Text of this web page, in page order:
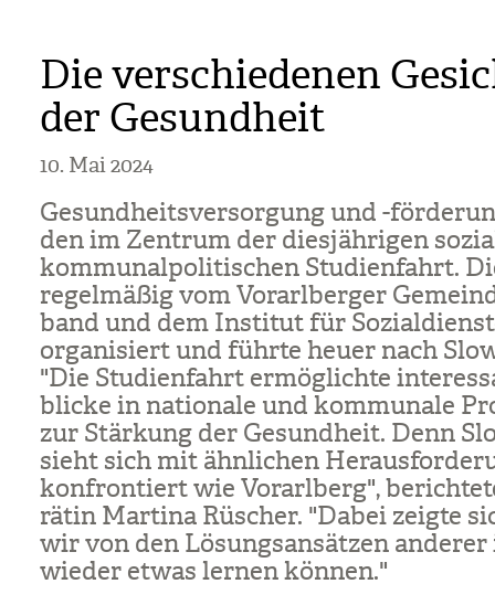
Die verschiedenen
der Gesundheit
10. Mai 2024
Gesund­heits­ver­sor­gung und -
den im Zen­trum der dies­jäh­ri­gen
kom­mu­nal­po­li­ti­schen Stu­di­en­fahrt.
regel­mä­ßig vom Vor­arl­ber­ger
band und dem Insti­tut für
orga­ni­siert und führte heuer nach
"Die Stu­di­en­fahrt ermög­lichte
bli­cke in natio­nale und kom­mu­nale
zur Stär­kung der Gesund­heit. Denn
sieht sich mit ähn­li­chen
kon­fron­tiert wie Vor­arl­berg",
rä­tin Mar­tina Rüscher. "Dabei zeigte
wir von den Lösungs­an­sät­zen
wie­der etwas ler­nen kön­nen."